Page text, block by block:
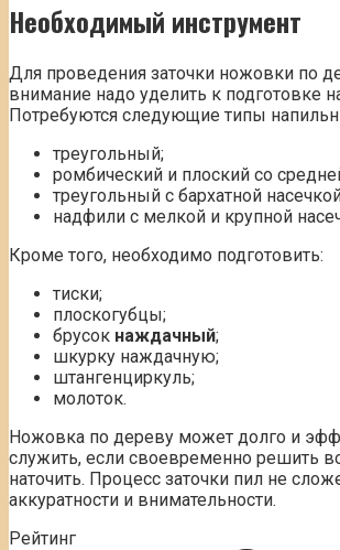
Необходимый инструмент
Для проведения заточки ножовки по
внимание надо уделить к подготовке
Потребуются следующие типы
треугольный;
ромбический и плоский со
треугольный с бархатной
надфили с мелкой и крупной
Кроме того, необходимо подготовить:
тиски;
плоскогубцы;
брусок наждачный;
шкурку наждачную;
штангенциркуль;
молоток.
Ножовка по дереву может долго и
служить, если своевременно решить
наточить. Процесс заточки пил не
аккуратности и внимательности.
Рейтинг